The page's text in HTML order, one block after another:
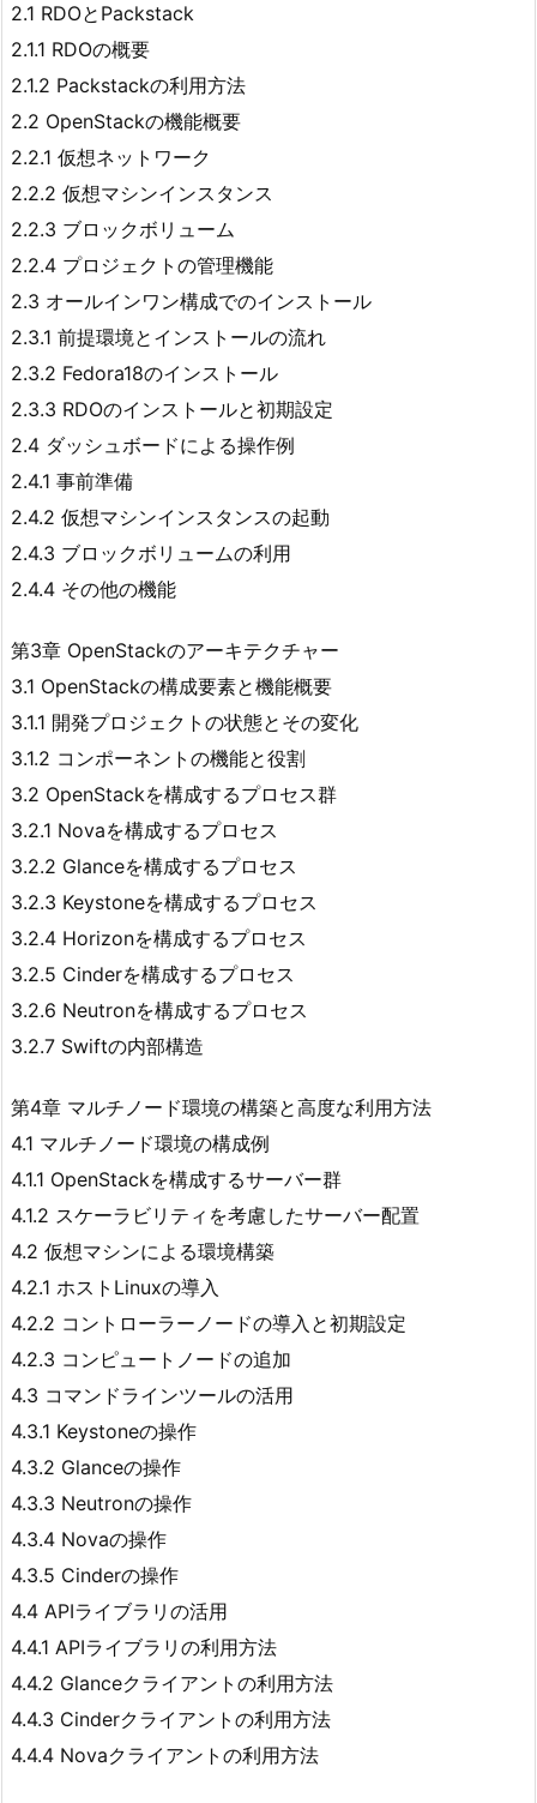
2.1 RDOとPackstack
2.1.1 RDOの概要
2.1.2 Packstackの利用方法
2.2 OpenStackの機能概要
2.2.1 仮想ネットワーク
2.2.2 仮想マシンインスタンス
2.2.3 ブロックボリューム
2.2.4 プロジェクトの管理機能
2.3 オールインワン構成でのインストール
2.3.1 前提環境とインストールの流れ
2.3.2 Fedora18のインストール
2.3.3 RDOのインストールと初期設定
2.4 ダッシュボードによる操作例
2.4.1 事前準備
2.4.2 仮想マシンインスタンスの起動
2.4.3 ブロックボリュームの利用
2.4.4 その他の機能
第3章 OpenStackのアーキテクチャー
3.1 OpenStackの構成要素と機能概要
3.1.1 開発プロジェクトの状態とその変化
3.1.2 コンポーネントの機能と役割
3.2 OpenStackを構成するプロセス群
3.2.1 Novaを構成するプロセス
3.2.2 Glanceを構成するプロセス
3.2.3 Keystoneを構成するプロセス
3.2.4 Horizonを構成するプロセス
3.2.5 Cinderを構成するプロセス
3.2.6 Neutronを構成するプロセス
3.2.7 Swiftの内部構造
第4章 マルチノード環境の構築と高度な利用方法
4.1 マルチノード環境の構成例
4.1.1 OpenStackを構成するサーバー群
4.1.2 スケーラビリティを考慮したサーバー配置
4.2 仮想マシンによる環境構築
4.2.1 ホストLinuxの導入
4.2.2 コントローラーノードの導入と初期設定
4.2.3 コンピュートノードの追加
4.3 コマンドラインツールの活用
4.3.1 Keystoneの操作
4.3.2 Glanceの操作
4.3.3 Neutronの操作
4.3.4 Novaの操作
4.3.5 Cinderの操作
4.4 APIライブラリの活用
4.4.1 APIライブラリの利用方法
4.4.2 Glanceクライアントの利用方法
4.4.3 Cinderクライアントの利用方法
4.4.4 Novaクライアントの利用方法